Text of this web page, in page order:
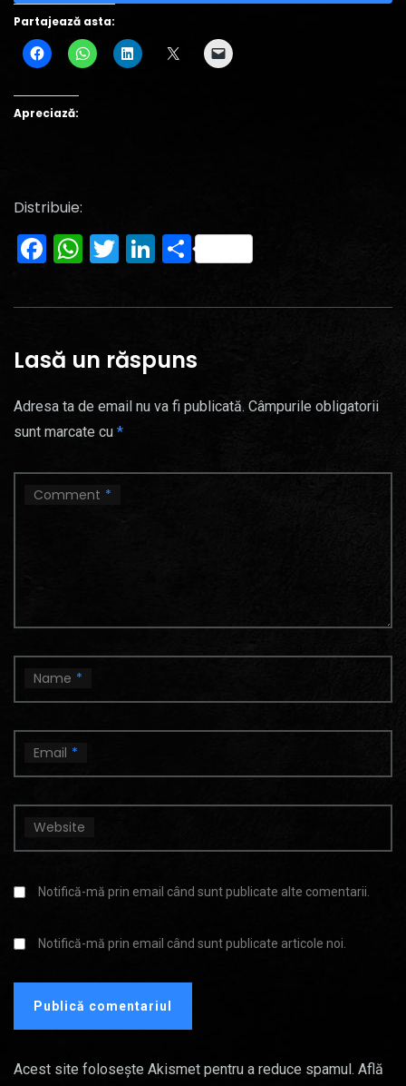
Partajează asta:
Apreciază:
Distribuie:
Facebook
WhatsApp
Twitter
LinkedIn
Partajează
Lasă un răspuns
Adresa ta de email nu va fi publicată. Câmpurile obligatorii
sunt marcate cu *
Comment *
Name *
Email *
Website
Notifică-mă prin email când sunt publicate alte comentarii.
Notifică-mă prin email când sunt publicate articole noi.
Acest site folosește Akismet pentru a reduce spamul. Află